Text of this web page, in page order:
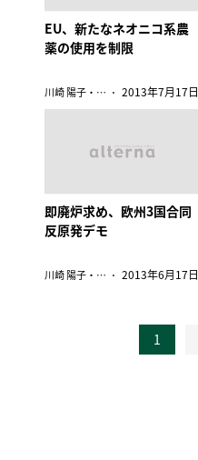
EU、新たなネオニコ系農
薬の使用を制限
川崎 陽子・ドイツ 2013年7月17日
即廃炉求め、欧州3国合同
反原発デモ
川崎 陽子・ドイツ 2013年6月17日
1